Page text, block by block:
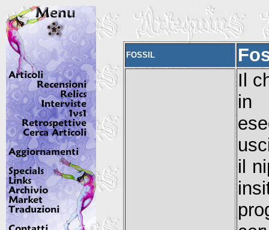
FOSSIL
Il
in
il